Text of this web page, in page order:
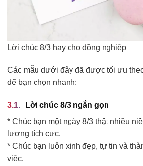
Lời chúc 8/3 hay cho đồng nghiệp
Các mẫu dưới đây đã được tối ưu
để bạn chọn nhanh:
Lời chúc 8/3 ngắn gọn
* Chúc bạn một ngày 8/3 thật nhiều
lượng tích cực.
* Chúc bạn luôn xinh đẹp, tự tin và
việc.